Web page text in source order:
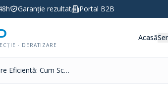
Garanție rezultat Portal B2B
· DERATIZARE
Acasă
Deratizare Eficientă: Cum Scapi de Rozătoare în Mod Profesional